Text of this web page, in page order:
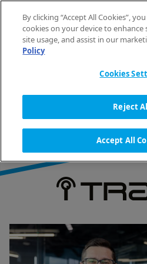
HOME TECNOLOGIA AL SERVIZIO DELLE
By clicking “Accept All Cookies”,
cookies on your device to enhance
site usage, and assist in our
Policy
Cookies
Reject
Accept All